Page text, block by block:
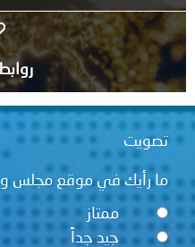
روابط مهمة
مجلس وزراء الداخلية العرب